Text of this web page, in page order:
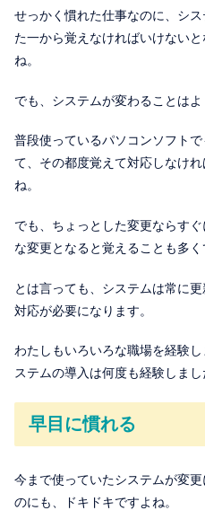
せっかく慣れた仕事なのに、シ
た一から覚えなければいけない
ね。
でも、システムが変わることはよ
普段使っているパソコンソフト
て、その都度覚えて対応しなけ
ね。
でも、ちょっとした変更ならす
な変更となると覚えることも多
とは言っても、システムは常に
対応が必要になります。
わたしもいろいろな職場を経験
ステムの導入は何度も経験しまし
早目に慣れる
今まで使っていたシステムが変
のにも、ドキドキですよね。